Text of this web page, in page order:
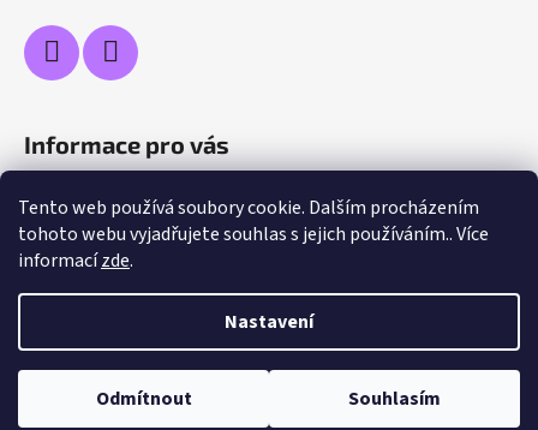
Tento web používá soubory cookie. Dalším procházením
tohoto webu vyjadřujete souhlas s jejich používáním.. Více
informacízde.
Nastavení
Odmítnout Souhlasím
Informace pro vás
Jak nakupovat
Obchodní podmínky
Podmínky ochrany osobních údajů
Vytvořil Shoptet